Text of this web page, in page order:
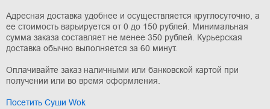
Адресная доставка удобнее и осуществляется круглосуточно, а
ее стоимость варьируется от 0 до 150 рублей. Минимальная
сумма заказа составляет не менее 350 рублей. Курьерская
доставка обычно выполняется за 60 минут.
Оплачивайте заказ наличными или банковской картой при
получении или во время оформления.
Посетить Суши Wok